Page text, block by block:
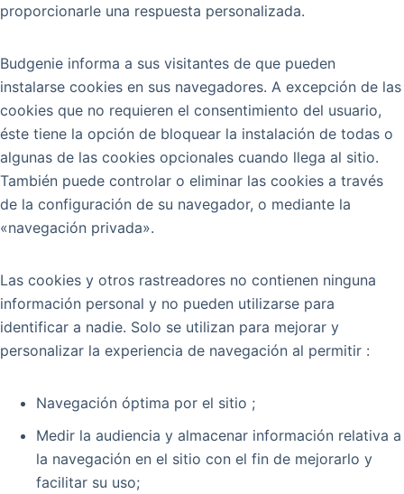
proporcionarle una respuesta personalizada.
Budgenie informa a sus visitantes de que pueden
instalarse cookies en sus navegadores. A excepción de las
cookies que no requieren el consentimiento del usuario,
éste tiene la opción de bloquear la instalación de todas o
algunas de las cookies opcionales cuando llega al sitio.
También puede controlar o eliminar las cookies a través
de la configuración de su navegador, o mediante la
«navegación privada».
Las cookies y otros rastreadores no contienen ninguna
información personal y no pueden utilizarse para
identificar a nadie. Solo se utilizan para mejorar y
personalizar la experiencia de navegación al permitir :
Navegación óptima por el sitio ;
Medir la audiencia y almacenar información relativa a
la navegación en el sitio con el fin de mejorarlo y
facilitar su uso;